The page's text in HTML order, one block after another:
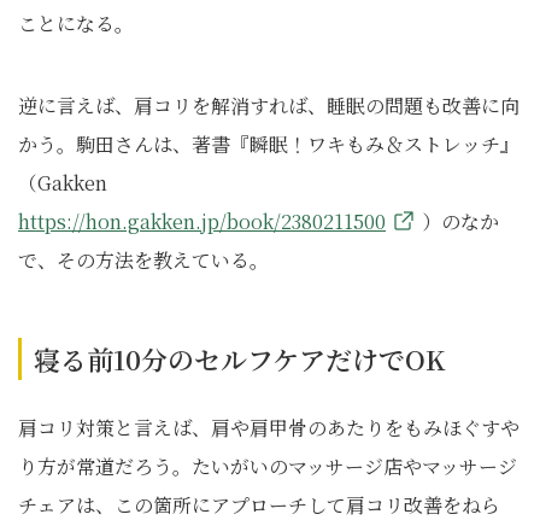
ことになる。
逆に言えば、肩コリを解消すれば、睡眠の問題も改善に向
かう。駒田さんは、著書『瞬眠！ワキもみ＆ストレッチ』
（Gakken
https://hon.gakken.jp/book/2380211500
）のなか
で、その方法を教えている。
寝る前10分のセルフケアだけでOK
肩コリ対策と言えば、肩や肩甲骨のあたりをもみほぐすや
り方が常道だろう。たいがいのマッサージ店やマッサージ
チェアは、この箇所にアプローチして肩コリ改善をねら